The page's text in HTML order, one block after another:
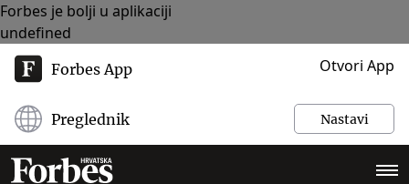
Forbes je bolji u aplikaciji
undefined
Forbes App Otvori App
Preglednik Nastavi